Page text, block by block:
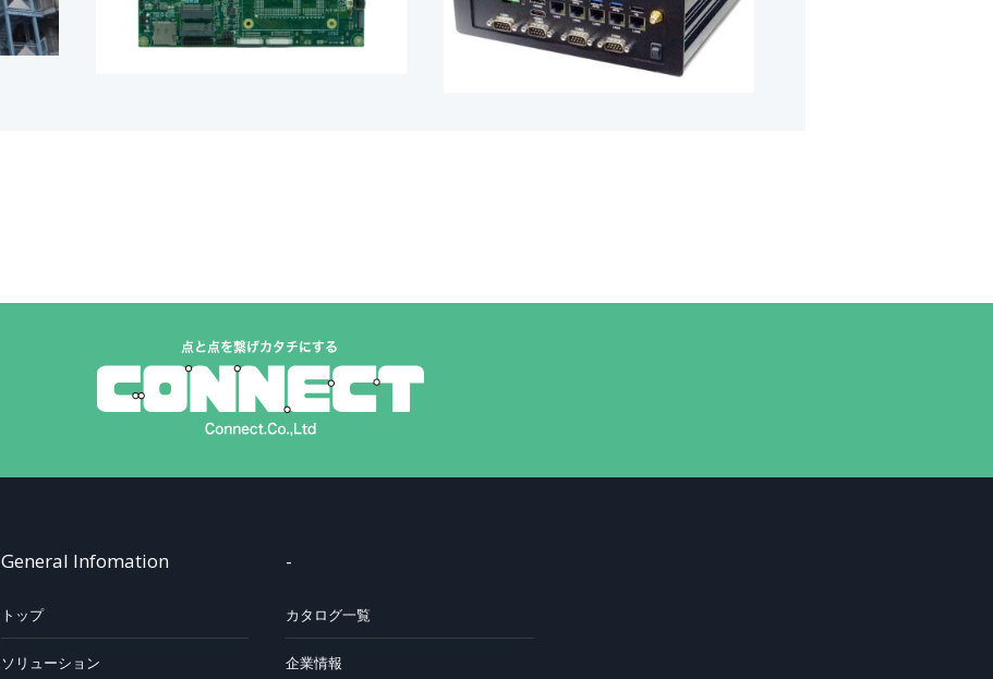
General Infomation
トップ
ソリューション
-
カタログ一覧
企業情報